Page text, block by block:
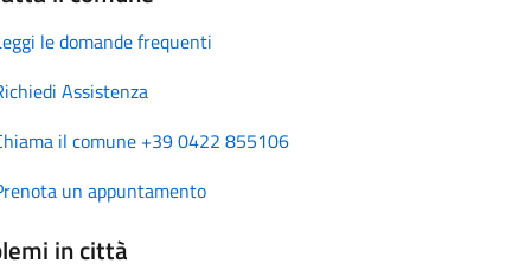
le domande frequenti
Assistenza
il comune +39 0422 855106
un appuntamento
in città